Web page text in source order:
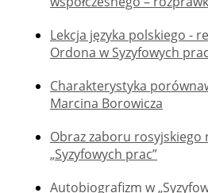
Lekcja języka polskiego -
Ordona w Syzyfowych
Charakterystyka
Marcina Borowicza
Obraz zaboru rosyjskiego
„Syzyfowych prac”
Autobiografizm w